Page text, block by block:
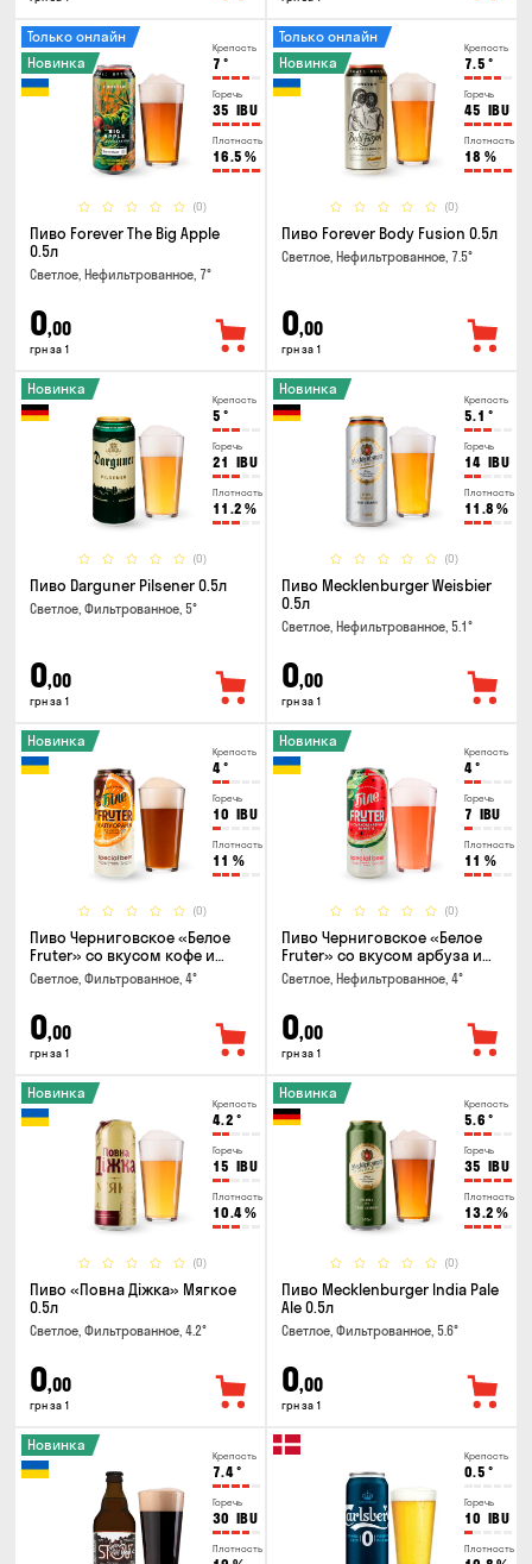
Крепость
7 °
Горечь
35 IBU
Плотность
16.5 %
(0)
Только онлайн
Новинка
Пиво Forever The Big Apple
0.5л
Светлое, Нефильтрованное, 7°
0,00
грн за 1
Крепость
7.5 °
Горечь
45 IBU
Плотность
18 %
(0)
Только онлайн
Новинка
Пиво Forever Body Fusion 0.5л
Светлое, Нефильтрованное, 7.5°
0,00
грн за 1
Крепость
5 °
Горечь
21 IBU
Плотность
11.2 %
(0)
Новинка
Пиво Darguner Pilsener 0.5л
Светлое, Фильтрованное, 5°
0,00
грн за 1
Крепость
5.1 °
Горечь
14 IBU
Плотность
11.8 %
(0)
Новинка
Пиво Mecklenburger Weisbier
0.5л
Светлое, Нефильтрованное, 5.1°
0,00
грн за 1
Крепость
4°
Горечь
10 IBU
Плотность
11 %
(0)
Новинка
Пиво Черниговское «Белое
Fruter» со вкусом кофе и
апельсина 0.5 л
Светлое, Фильтрованное, 4°
0,00
грн за 1
Крепость
4°
Горечь
7 IBU
Плотность
11 %
(0)
Новинка
Пиво Черниговское «Белое
Fruter» со вкусом арбуза и
мяты 0.5л
Светлое, Нефильтрованное, 4°
0,00
грн за 1
Крепость
4.2 °
Горечь
15 IBU
Плотность
10.4%
(0)
Новинка
Пиво «Повна Діжка» Мягкое
0.5л
Светлое, Фильтрованное, 4.2°
0,00
грн за 1
Крепость
5.6 °
Горечь
35 IBU
Плотность
13.2 %
(0)
Новинка
Пиво Mecklenburger India Pale
Ale 0.5л
Светлое, Фильтрованное, 5.6°
0,00
грн за 1
Крепость
7.4°
Горечь
30 IBU
Плотность
Новинка
Крепость
0.5 °
Горечь
10 IBU
Плотность